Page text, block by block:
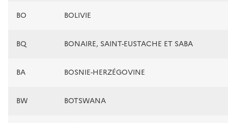
BO BOLIVIE
BQ BONAIRE, SAINT-EUSTACHE ET SABA
BA BOSNIE-HERZÉGOVINE
BW BOTSWANA